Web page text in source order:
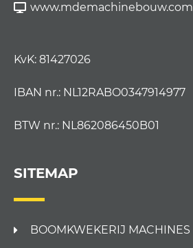
www.mdemachinebouw.com
KvK: 81427026
IBAN nr.: NL12RABO0347914977
BTW nr.: NL862086450B01
SITEMAP
BOOMKWEKERIJ MACHINES